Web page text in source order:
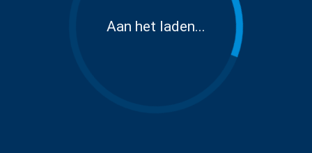
Aan het laden...